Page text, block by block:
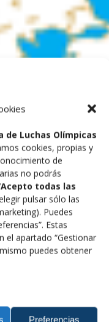
de Luchas Olímpicas
cookies, propias y
de
no podrás
todas las
pulsar sólo las
Puedes
Estas
el apartado “Gestionar
puedes obtener
Preferencias